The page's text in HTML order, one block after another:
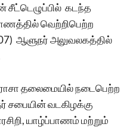
சீட்டெழுப்பில் கடந்த
வெற்றிபெற்ற
ஆளுநர் அலுவலகத்தில்
தலைமையில் நடைபெற்ற
சபையின் வடகிழக்கு
யாழ்ப்பாணம் மற்றும்